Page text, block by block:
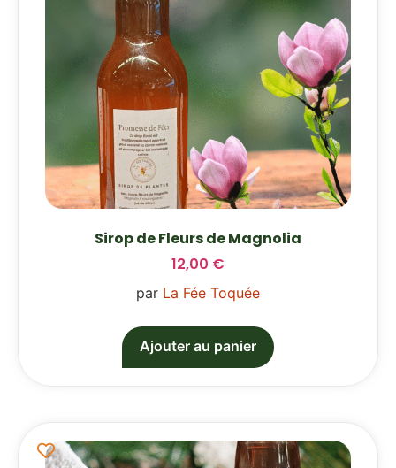
Sirop de Fleurs de Magnolia
12,00 €
par La Fée Toquée
Ajouter au panier